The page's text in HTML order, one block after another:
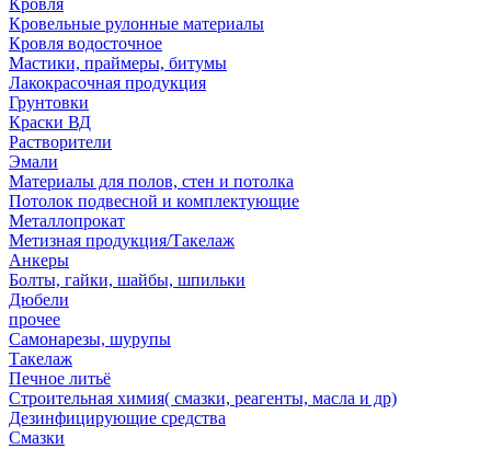
Кровля
Кровельные рулонные материалы
Кровля водосточное
Мастики, праймеры, битумы
Лакокрасочная продукция
Грунтовки
Краски ВД
Растворители
Эмали
Материалы для полов, стен и потолка
Потолок подвесной и комплектующие
Металлопрокат
Метизная продукция/Такелаж
Анкеры
Болты, гайки, шайбы, шпильки
Дюбели
прочее
Самонарезы, шурупы
Такелаж
Печное литьё
Строительная химия( смазки, реагенты, масла и др)
Дезинфицирующие средства
Смазки